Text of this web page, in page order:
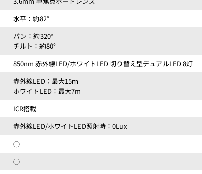
水平：約82°
パン：約320°
チルト：約80°
850nm 赤外線LED/ホワイトLED 切り替え型デュアルLED 8灯
赤外線LED：最大15ｍ
ホワイトLED：最大7m
ICR搭載
赤外線LED/ホワイトLED照射時：0Lux
◯
◯